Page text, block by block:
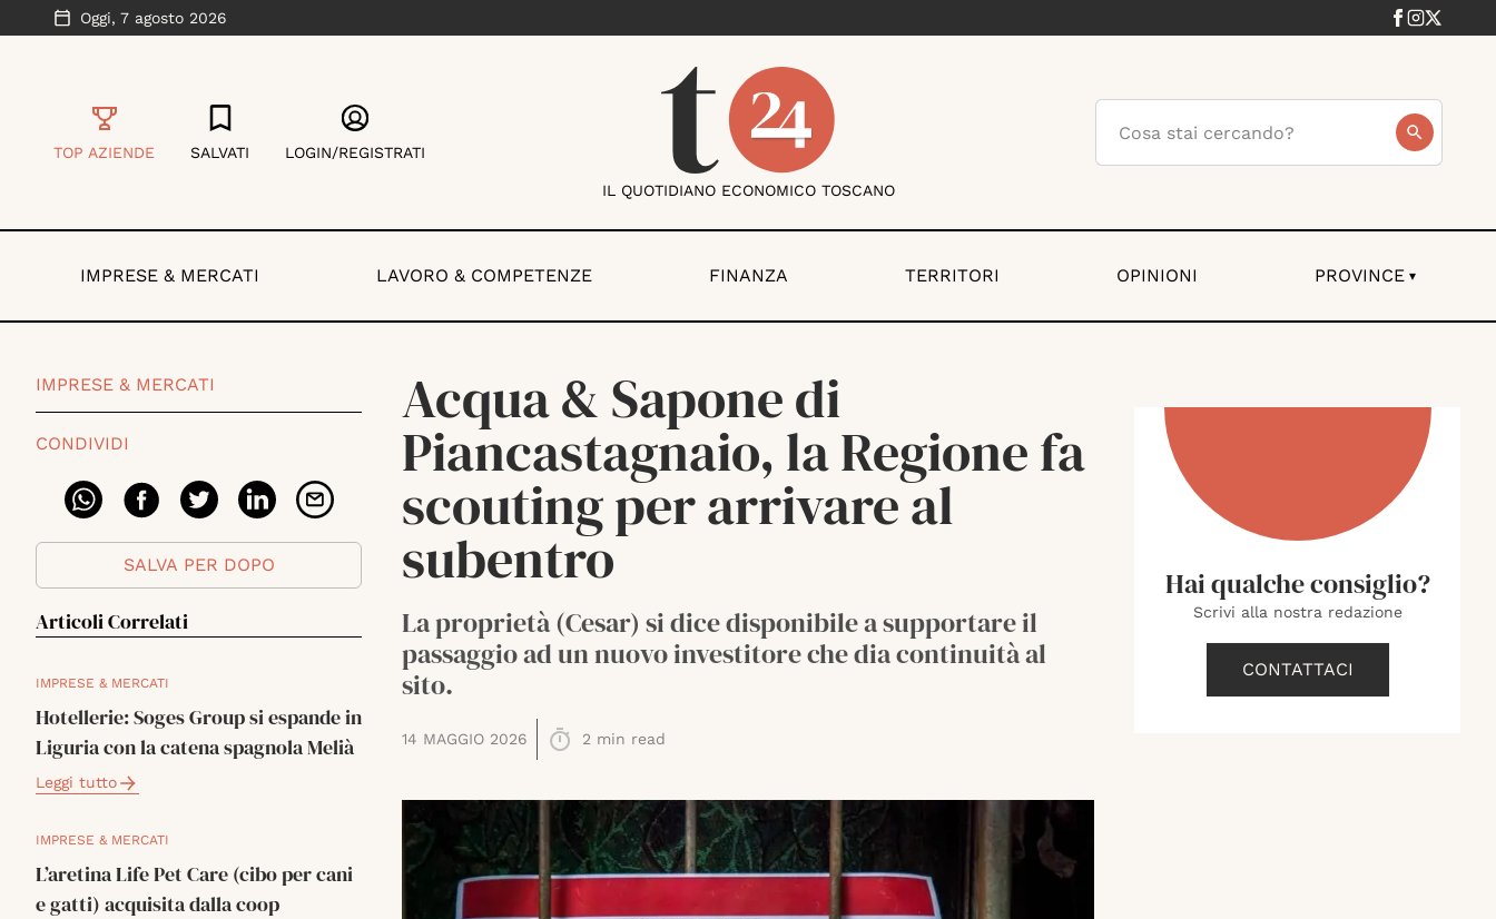
Oggi, 7 agosto 2026
TOP AZIENDE SALVATI LOGIN/REGISTRATI
IL QUOTIDIANO ECONOMICO TOSCANO
IMPRESE & MERCATI LAVORO & COMPETENZE FINANZA TERRITORI OPINIONI PROVINCE ▾
IMPRESE & MERCATI
CONDIVIDI
SALVA PER DOPO
Articoli Correlati
IMPRESE & MERCATI
Hotellerie: Soges Group si espande in
Liguria con la catena spagnola Melià
Leggi tutto
IMPRESE & MERCATI
L’aretina Life Pet Care (cibo per cani
e gatti) acquisita dalla coop
Acqua & Sapone di
Piancastagnaio, la Regione fa
scouting per arrivare al
subentro
La proprietà (Cesar) si dice disponibile a supportare il
passaggio ad un nuovo investitore che dia continuità al
sito.
14 MAGGIO 2026 2 min read
Hai qualche consiglio?
Scrivi alla nostra redazione
CONTATTACI